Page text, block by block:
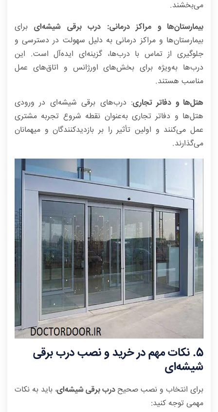
می‌بخشند.
بیمارستان‌ها و مراکز درمانی: درب برقی شیشه‌ایبرای
بیمارستان‌ها و مراکز درمانی به دلیل سهولت در دسترسی و
جلوگیری از تماس با درب‌ها، گزینه‌ای ایده‌آل است. این
درب‌ها به‌ویژه برای بخش‌های اورژانس و اتاق‌های عمل
مناسب هستند.
هتل‌ها و دفاتر تجاری: درب‌های برقی شیشه‌ای در ورودی
هتل‌ها و دفاتر تجاری به‌عنوان نقطه شروع تجربه مشتری
عمل می‌کنند و اولین تأثیر را بر بازدیدکنندگان و میهمانان
می‌گذارند.
5. نکات مهم در خرید و نصب درب برقی
شیشه‌ای
برای انتخاب و نصب صحیح درب برقی شیشه‌ای، باید به نکات
مهمی توجه کنید: